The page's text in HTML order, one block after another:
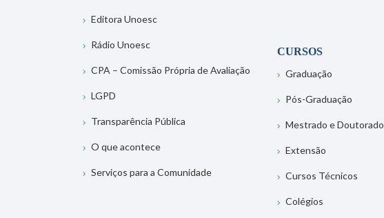
Editora Unoesc
Rádio Unoesc
CPA – Comissão Própria de Avaliação
LGPD
Transparência Pública
O que acontece
Serviços para a Comunidade
CURSOS
Graduação
Pós-Graduação
Mestrado e Doutorado
Extensão
Cursos Técnicos
Colégios